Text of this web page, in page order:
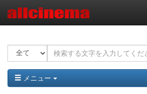
メニュー